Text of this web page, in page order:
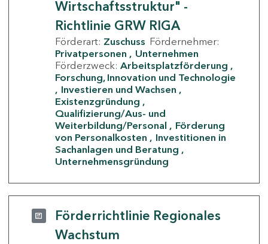
Wirtschaftsstruktur" -
Richtlinie GRW RIGA
Förderart: Zuschuss Fördernehmer:
Privatpersonen
Unternehmen
Förderzweck: Arbeitsplatzförderung
Forschung, Innovation und Technologie
Investieren und Wachsen
Existenzgründung
Qualifizierung/Aus- und
Weiterbildung/Personal
Förderung
von Personalkosten
Investitionen in
Sachanlagen und Beratung
Unternehmensgründung
Förderrichtlinie Regionales
Wachstum